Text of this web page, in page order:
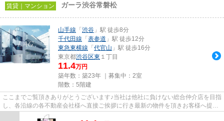
賃貸｜マンション ガーラ渋谷常磐松
山手線 「 渋谷 」駅 徒歩8分
千代田線 「 表参道 」駅 徒歩12分
東急東横線 「 代官山 」駅 徒歩16分
東京都渋谷区東 １丁目
11.4万円
築年数：築23年 ｜募集中： 2室
階数：5階建
ここまでご覧頂きありがとうございます♪当社は他社に負けない総合仲介店を目指
し、各沿線の各不動産会社様へ直接ご挨拶に行き最新の物件を頂きお客様へ提供
しております！最新の情報は...